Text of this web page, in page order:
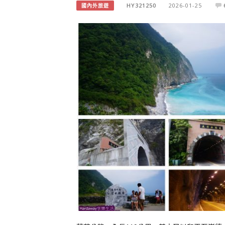
國內外旅遊 HY321250 2026-01-25